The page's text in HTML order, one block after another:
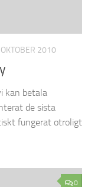
2010
kan betala
de sista
fungerat otroligt
0